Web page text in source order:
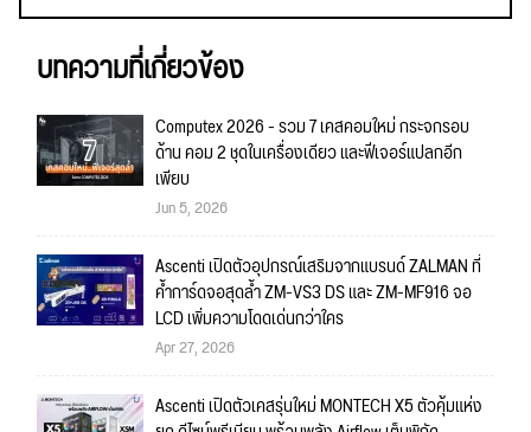
บทความที่เกี่ยวข้อง
Computex 2026 - รวม 7 เคสคอมใหม่ กระจกรอบ
ด้าน คอม 2 ชุดในเครื่องเดียว และฟีเจอร์แปลกอีก
เพียบ
Jun 5, 2026
Ascenti เปิดตัวอุปกรณ์เสริมจากแบรนด์ ZALMAN ที่
ค้ำการ์ดจอสุดล้ำ ZM-VS3 DS และ ZM-MF916 จอ
LCD เพิ่มความโดดเด่นกว่าใคร
Apr 27, 2026
Ascenti เปิดตัวเคสรุ่นใหม่ MONTECH X5 ตัวคุ้มแห่ง